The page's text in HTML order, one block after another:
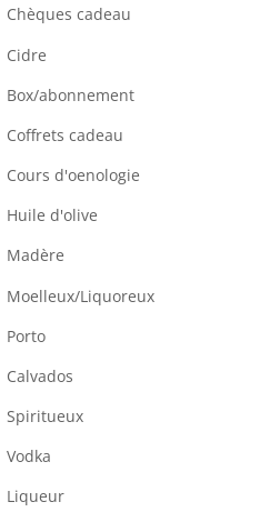
Chèques cadeau
Cidre
Box/abonnement
Coffrets cadeau
Cours d'oenologie
Huile d'olive
Madère
Moelleux/Liquoreux
Porto
Calvados
Spiritueux
Vodka
Liqueur